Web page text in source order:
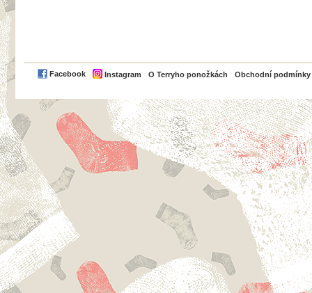
Facebook Instagram O Terryho ponožkách Obchodní podmínky
PayPal